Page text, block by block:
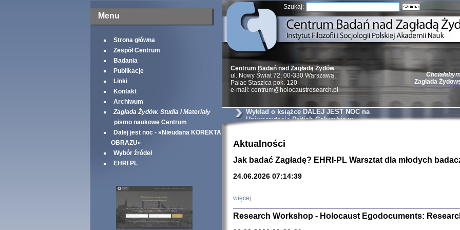
Menu
Strona główna
Zespół Centrum
Badania
Publikacje
Linki
Kontakt
Archiwum
Zagłada Żydów. Studia i Materiały
pismo naukowe Centrum
Dalej jest noc - »Nieudana KOREKTA
OBRAZU«
Wybór źródeł
EHRI PL
Szukaj:
Zagłada
Natalia Aleksiun,
Deborah Dash
Turski, Laurence
Centrum Badań nad Zagładą Żydów
ul. Nowy Świat 72, 00-330 Warszawa;
Palac Staszica pok. 120
e-mail: centrum@holocaustresearch.pl
Wykład o książce DALEJ JEST NOC na
Uniwersytecie British Columbia w
Aktualności
Jak badać Zagładę? EHRI-PL Warsztat dla młodych
24.06.2026 07:14:39
więcej...
Research Workshop - Holocaust Egodocuments: